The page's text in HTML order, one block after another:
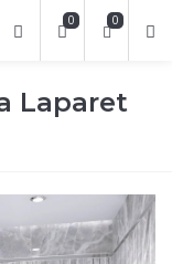
0
0
Laparet